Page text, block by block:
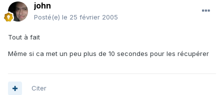
john
Posté(e) le 25 février 2005
Tout à fait
Même si ca met un peu plus de 10 secondes pour les récupérer
Citer